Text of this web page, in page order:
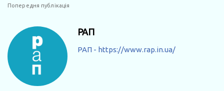
Попередня публікація
РАП
РАП - https://www.rap.in.ua/